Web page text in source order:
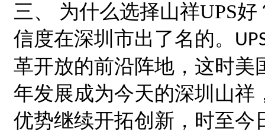
三、
为什么选择山祥UPS好
信度在深圳市出了名的。
革开放的前沿阵地，这时美
年发展成为今天的深圳 山祥
优势继续开拓创新，时至今